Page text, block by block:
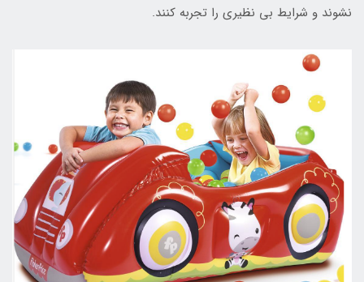
نشوند و شرایط بی نظیری را تجربه کنند.